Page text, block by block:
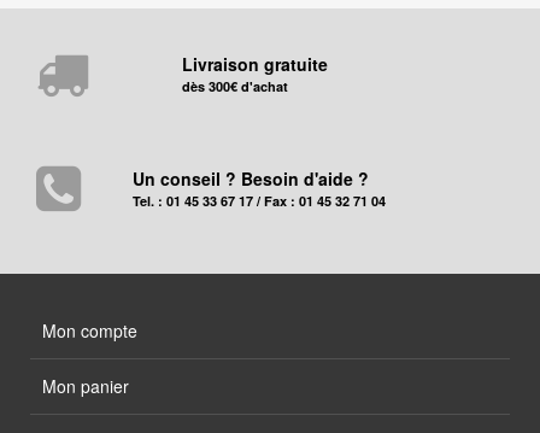
Livraison gratuite
dès 300€ d'achat
Un conseil ? Besoin d'aide ?
Tel. : 01 45 33 67 17 / Fax : 01 45 32 71 04
Mon compte
Mon panier